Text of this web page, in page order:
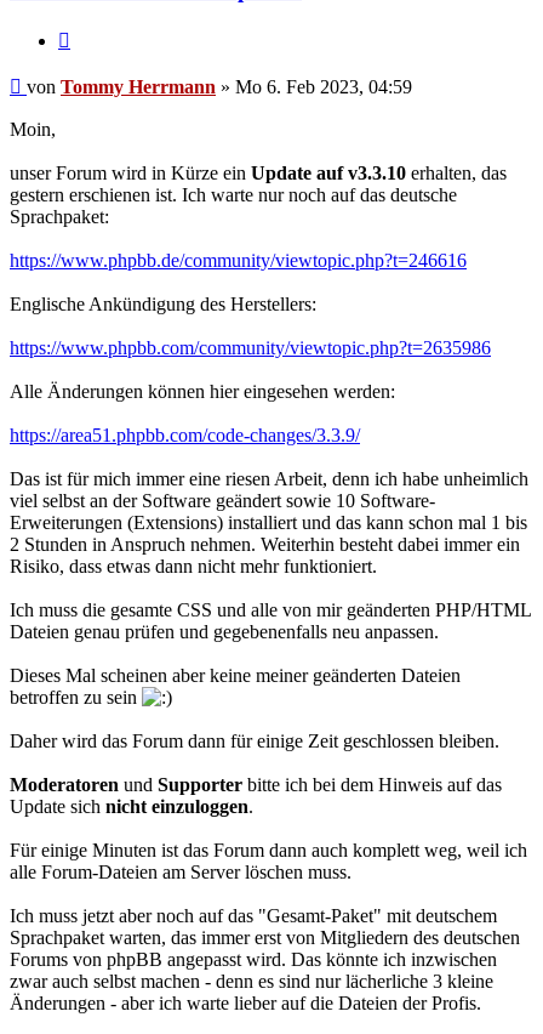
Ungelesener
von Tommy Herrmann » Mo 6. Feb 2023, 04:59
Moin,
unser Forum wird in Kürze ein Update auf v3.3.10 erhalten, das
gestern erschienen ist. Ich warte nur noch auf das deutsche
Sprachpaket:
https://www.phpbb.de/community/viewtopic.php?t=246616
Englische Ankündigung des Herstellers:
https://www.phpbb.com/community/viewtopic.php?t=2635986
Alle Änderungen können hier eingesehen werden:
https://area51.phpbb.com/code-changes/3.3.9/
Das ist für mich immer eine riesen Arbeit, denn ich habe unheimlich
viel selbst an der Software geändert sowie 10 Software-
Erweiterungen (Extensions) installiert und das kann schon mal 1 bis
2 Stunden in Anspruch nehmen. Weiterhin besteht dabei immer ein
Risiko, dass etwas dann nicht mehr funktioniert.
Ich muss die gesamte CSS und alle von mir geänderten PHP/HTML
Dateien genau prüfen und gegebenenfalls neu anpassen.
Dieses Mal scheinen aber keine meiner geänderten Dateien
betroffen zu sein
Daher wird das Forum dann für einige Zeit geschlossen bleiben.
Moderatoren und Supporter bitte ich bei dem Hinweis auf das
Update sich nicht einzuloggen.
Für einige Minuten ist das Forum dann auch komplett weg, weil ich
alle Forum-Dateien am Server löschen muss.
Ich muss jetzt aber noch auf das "Gesamt-Paket" mit deutschem
Sprachpaket warten, das immer erst von Mitgliedern des deutschen
Forums von phpBB angepasst wird. Das könnte ich inzwischen
zwar auch selbst machen - denn es sind nur lächerliche 3 kleine
Änderungen - aber ich warte lieber auf die Dateien der Profis.